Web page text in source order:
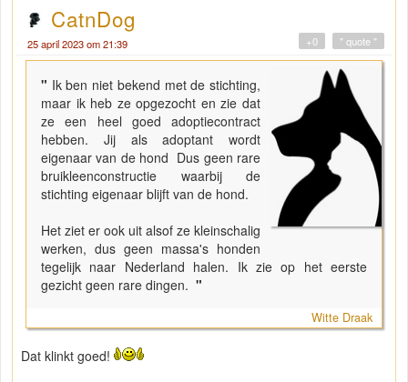
CatnDog
25 april 2023 om 21:39 " quote "
+0
" Ik ben niet bekend met de stichting,
maar ik heb ze opgezocht en zie dat
ze een heel goed adoptiecontract
hebben. Jij als adoptant wordt
eigenaar van de hond Dus geen rare
bruikleenconstructie waarbij de
stichting eigenaar blijft van de hond.
Het ziet er ook uit alsof ze kleinschalig
werken, dus geen massa's honden
tegelijk naar Nederland halen. Ik zie op het eerste
gezicht geen rare dingen. "
Witte Draak
Dat klinkt goed!